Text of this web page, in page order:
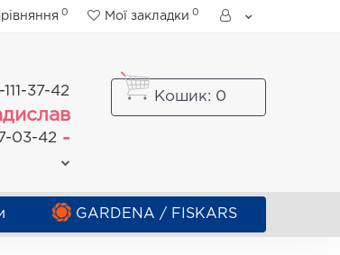
0 Мої закладки 0
37-42
03-42 -
Кошик: 0
GARDENA / FISKARS